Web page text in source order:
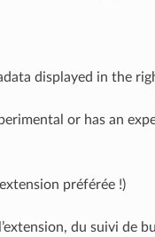
displayed in the
or has an
préférée !)
du suivi de